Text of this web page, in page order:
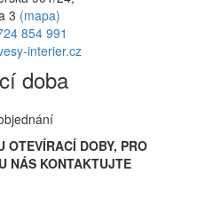
3 (mapa)
854 991
interier.cz
doba
OTEVÍRACÍ DOBY, PRO
NÁS KONTAKTUJTE